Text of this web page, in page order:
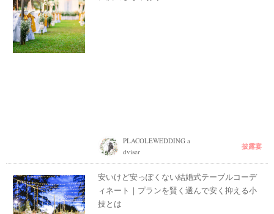
PLACOLEWEDDING a
dviser
披露宴
安いけど安っぽくない結婚式テーブルコーデ
ィネート｜プランを賢く選んで安く抑える小
技とは